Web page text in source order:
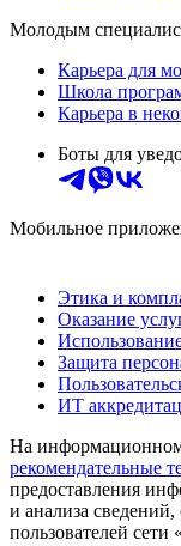
Молодым
Карьера для
Школа
Карьера в
Боты для
Мобильное
Этика и
Оказание
Защита
ИТ
На информационном
рекомендательные
предоставления
и анализа
пользователей